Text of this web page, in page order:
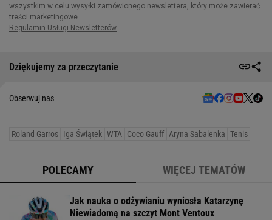
Dziękujemy za przeczytanie
Obserwuj nas
Roland Garros Iga Świątek WTA Coco Gauff Aryna Sabalenka Tenis
POLECAMY WIĘCEJ TEMATÓW
Jak nauka o odżywianiu wyniosła Katarzynę
Niewiadomą na szczyt Mont Ventoux